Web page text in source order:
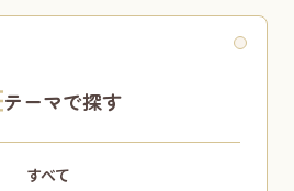
テーマで探す
すべて